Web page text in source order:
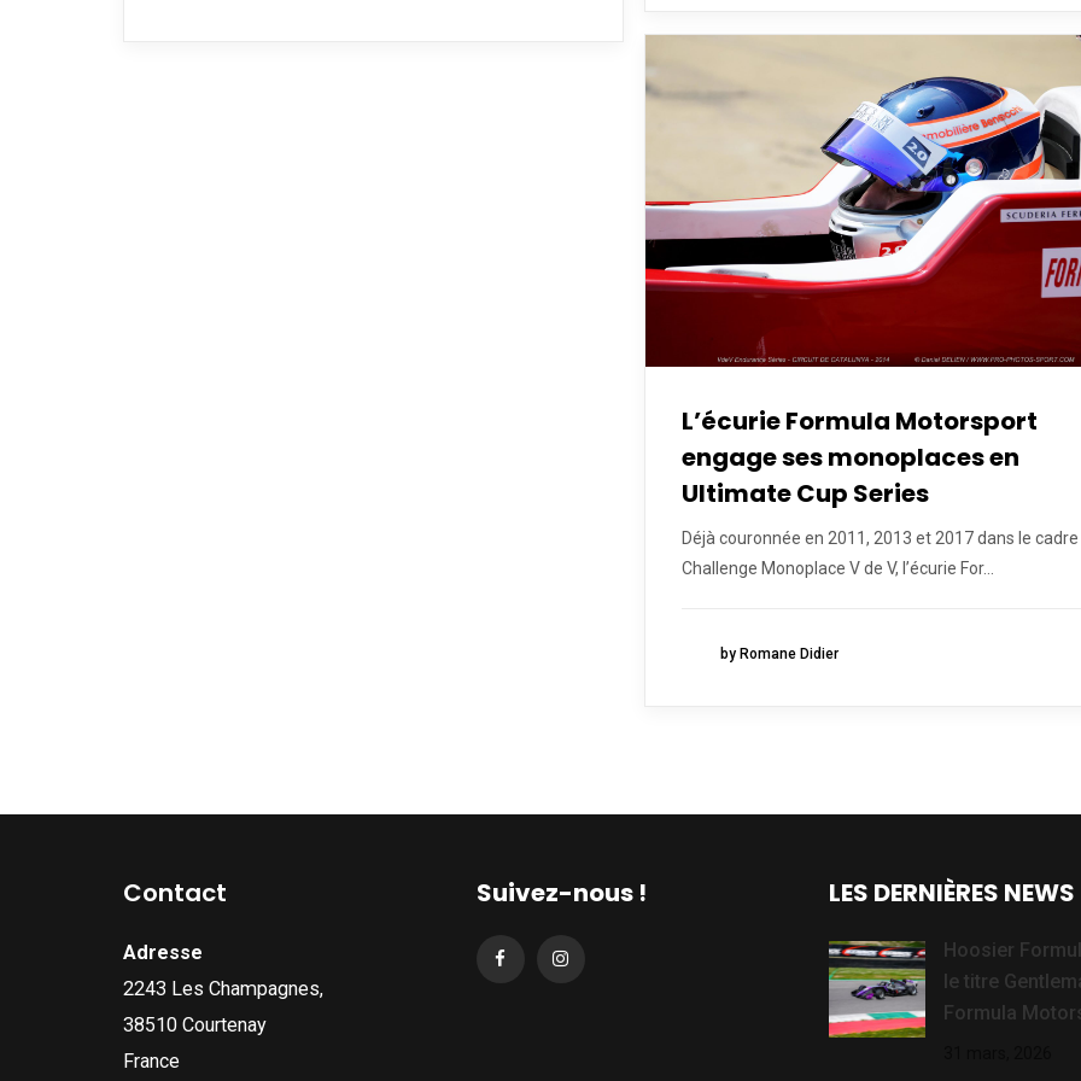
L’écurie Formula Motorsport
engage ses monoplaces en
Ultimate Cup Series
Déjà couronnée en 2011, 2013 et 2017 dans le
Challenge Monoplace V de V, l’écurie For...
by Romane Didier
Contact
Adresse
2243 Les Champagnes,
38510 Courtenay
France
Suivez-nous ! LES DERNIÈRES NEWS
Hoosier
le titre
Formula